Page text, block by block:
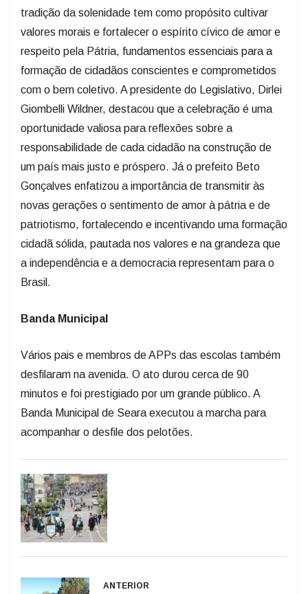
tradição da solenidade tem como propósito cultivar
valores morais e fortalecer o espírito cívico de amor e
respeito pela Pátria, fundamentos essenciais para a
formação de cidadãos conscientes e comprometidos
com o bem coletivo. A presidente do Legislativo, Dirlei
Giombelli Wildner, destacou que a celebração é uma
oportunidade valiosa para reflexões sobre a
responsabilidade de cada cidadão na construção de
um país mais justo e próspero. Já o prefeito Beto
Gonçalves enfatizou a importância de transmitir às
novas gerações o sentimento de amor à pátria e de
patriotismo, fortalecendo e incentivando uma formação
cidadã sólida, pautada nos valores e na grandeza que
a independência e a democracia representam para o
Brasil.
Banda Municipal
Vários pais e membros de APPs das escolas também
desfilaram na avenida. O ato durou cerca de 90
minutos e foi prestigiado por um grande público. A
Banda Municipal de Seara executou a marcha para
acompanhar o desfile dos pelotões.
ANTERIOR